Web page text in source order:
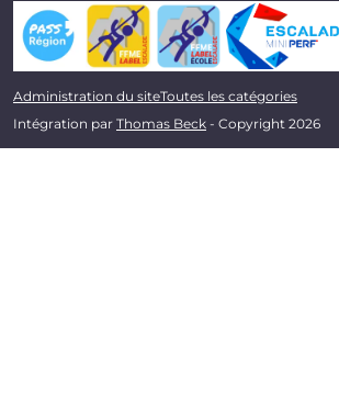
Administration du siteToutes les catégories
Intégration par Thomas Beck - Copyright 2026